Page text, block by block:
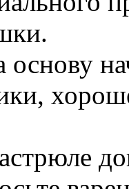
основу